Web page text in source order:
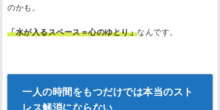
のかも。
「水が入るスペース＝心のゆとり」なんです。
一人の時間をもつだけでは本当のスト
レス解消にならない